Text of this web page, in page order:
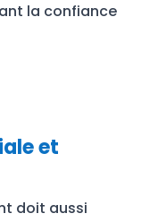
la confiance
et
doit aussi